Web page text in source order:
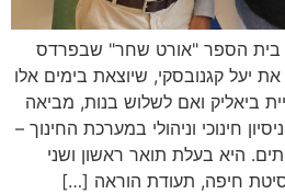
בית הספר "אורט שחר" שבפרדס
יעל קגנובסקי, שיוצאת בימים אלו
ביאליק ואם לשלוש בנות, מביאה
חינוכי וניהולי במערכת החינוך –
היא בעלת תואר ראשון ושני
חיפה, תעודת הוראה […]